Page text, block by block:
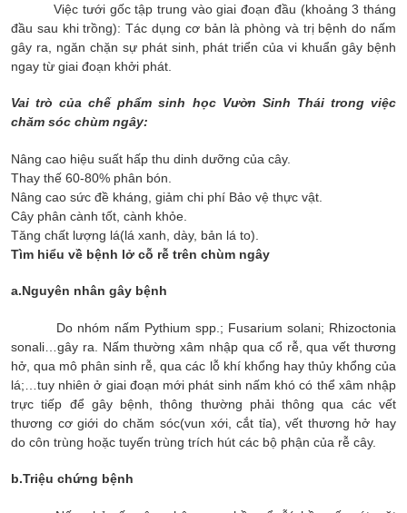
Việc tưới gốc tập trung vào giai đoạn đầu (khoảng 3 tháng
đầu sau khi trồng): Tác dụng cơ bản là phòng và trị bệnh do nấm
gây ra, ngăn chặn sự phát sinh, phát triển của vi khuẩn gây bệnh
ngay từ giai đoạn khởi phát.
Vai trò của chế phẩm sinh học Vườn Sinh Thái trong việc
chăm sóc chùm ngây:
Nâng cao hiệu suất hấp thu dinh dưỡng của cây.
Thay thế 60-80% phân bón.
Nâng cao sức đề kháng, giảm chi phí Bảo vệ thực vật.
Cây phân cành tốt, cành khỏe.
Tăng chất lượng lá(lá xanh, dày, bản lá to).
Tìm hiểu về bệnh lở cỗ rễ trên chùm ngây
a.Nguyên nhân gây bệnh
Do nhóm nấm Pythium spp.; Fusarium solani; Rhizoctonia
sonali…gây ra. Nấm thường xâm nhập qua cổ rễ, qua vết thương
hở, qua mô phân sinh rễ, qua các lỗ khí khổng hay thủy khổng của
lá;…tuy nhiên ở giai đoạn mới phát sinh nấm khó có thể xâm nhập
trực tiếp để gây bệnh, thông thường phải thông qua các vết
thương cơ giới do chăm sóc(vun xới, cắt tỉa), vết thương hở hay
do côn trùng hoặc tuyến trùng trích hút các bộ phận của rễ cây.
b.Triệu chứng bệnh